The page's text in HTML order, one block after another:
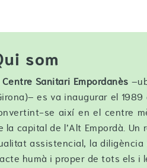
som
Centre Sanitari Empordanès
es va inaugurar el
se així en el centre
la capital de l’Alt Empordà.
assistencial, la
humà i proper de tots els i